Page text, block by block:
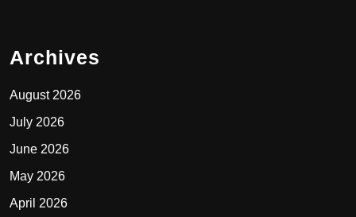
Archives
August 2026
July 2026
June 2026
May 2026
April 2026